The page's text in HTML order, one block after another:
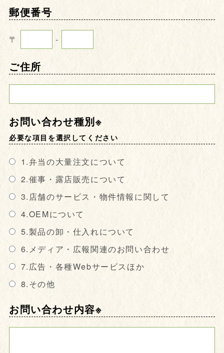
郵便番号
〒 -
ご住所
お問い合わせ種別※
必要な項目を選択してください
1.弁当の大量注文について
2.催事・露店販売について
3.店舗のサービス・物件情報に関して
4.OEMについて
5.製品の卸・仕入れについて
6.メディア・広報関連のお問い合わせ
7.広告・各種Webサービスほか
8.その他
お問い合わせ内容※